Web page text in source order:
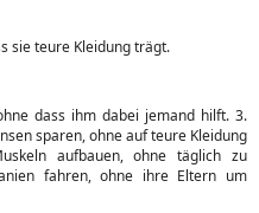
sie teure Kleidung trägt.
dass ihm dabei jemand hilft. 3.
sparen, ohne auf teure Kleidung
aufbauen, ohne täglich zu
fahren, ohne ihre Eltern um